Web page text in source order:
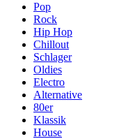
Pop
Rock
Hip Hop
Chillout
Schlager
Oldies
Electro
Alternative
80er
Klassik
House